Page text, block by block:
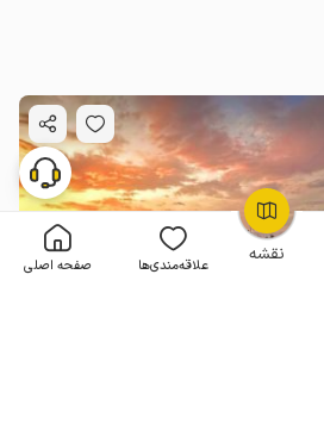
نقشه علاقه‌مندی‌ها صفحه اصلی